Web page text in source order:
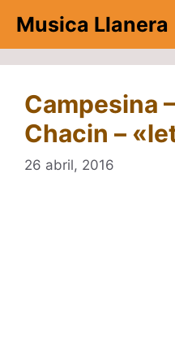
contenido
Musica Llanera
Campesina
Chacin –
26 abril, 2016